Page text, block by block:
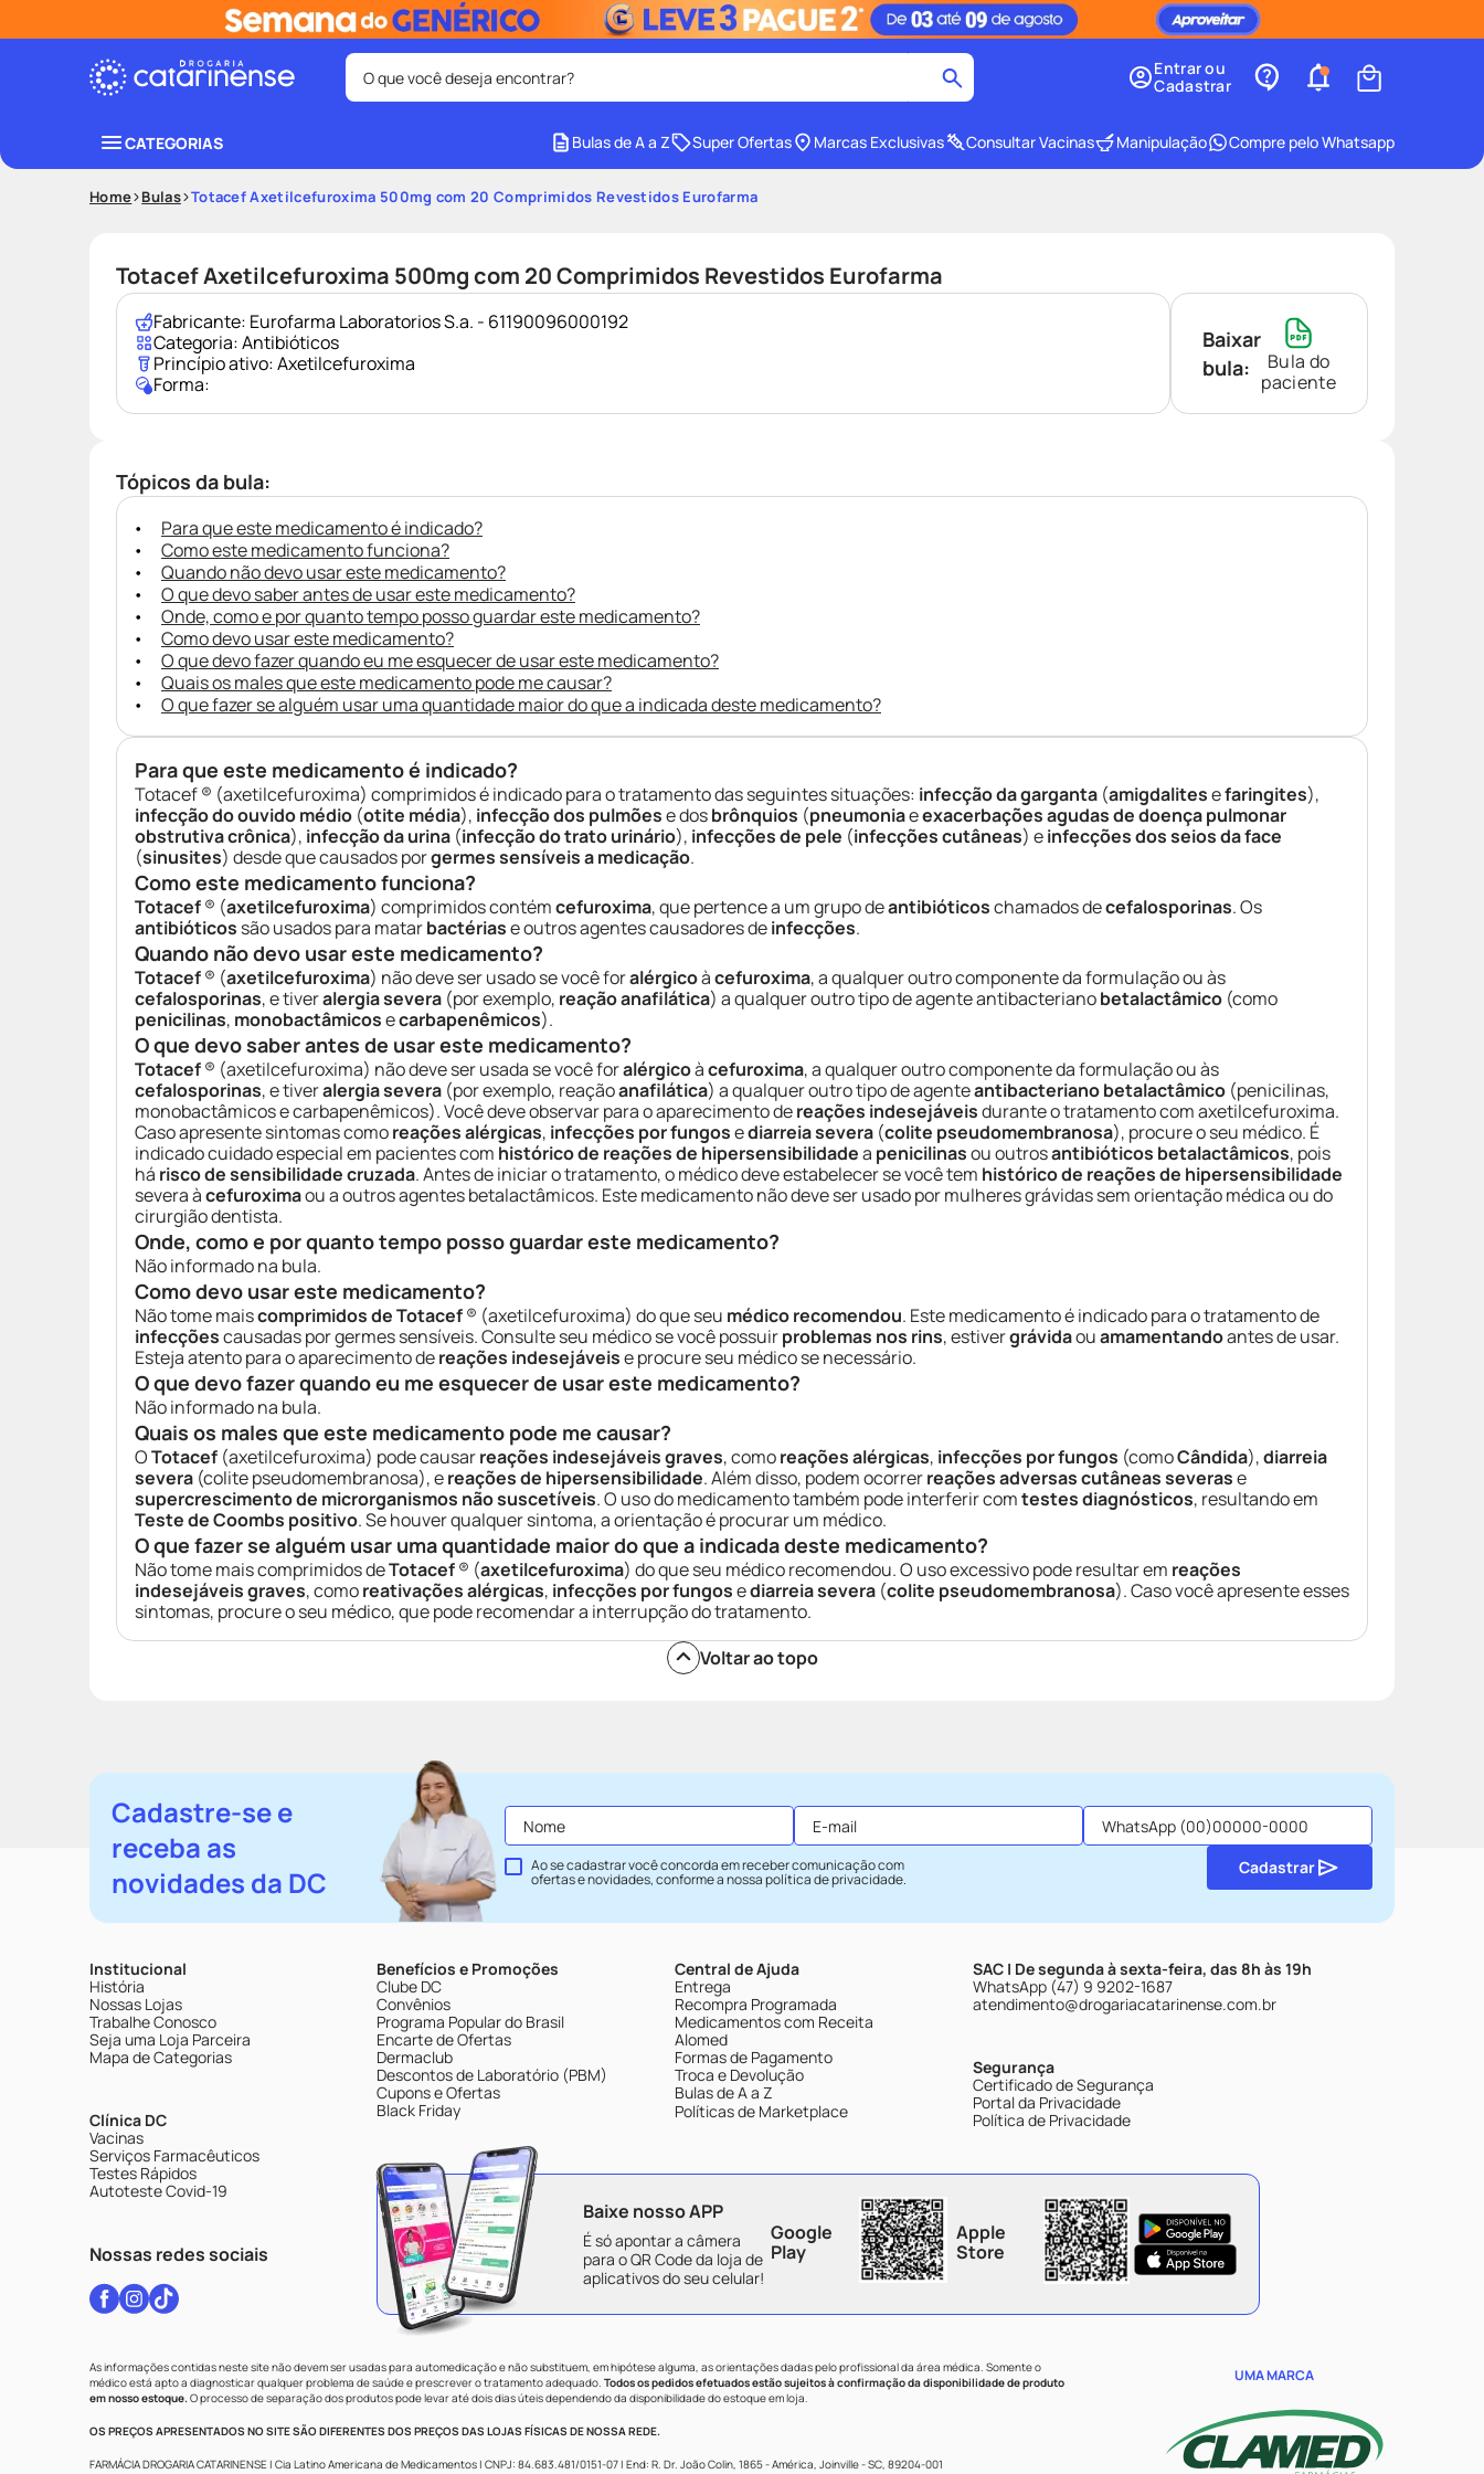
O que você deseja encontrar?
3º fralda 4 º protetor solar facial
7º mounjaro 8º ozivy
Entrar ou
Cadastrar
CATEGORIAS Bulas de A a Z Super Ofertas Marcas Exclusivas Consultar Vacinas Manipulação Compre pelo Whatsapp
Home Bulas Totacef Axetilcefuroxima 500mg com 20 Comprimidos Revestidos Eurofarma
Totacef Axetilcefuroxima 500mg com 20 Comprimidos Revestidos Eurofarma
Fabricante: Eurofarma Laboratorios S.a. - 61190096000192
Categoria:Antibióticos
Princípio ativo:Axetilcefuroxima
Forma:
Baixar
bula:
Bula do
paciente
Tópicos da bula:
Para que este medicamento é indicado?
Como este medicamento funciona?
Quando não devo usar este medicamento?
O que devo saber antes de usar este medicamento?
Onde, como e por quanto tempo posso guardar este medicamento?
Como devo usar este medicamento?
O que devo fazer quando eu me esquecer de usar este medicamento?
Quais os males que este medicamento pode me causar?
O que fazer se alguém usar uma quantidade maior do que a indicada deste medicamento?
Para que este medicamento é indicado?
Totacef ® (axetilcefuroxima) comprimidos é indicado para o tratamento das seguintes situações: infecção da garganta (amigdalitesefaringites),
infecção do ouvido médio (otite média), infecção dos pulmõese dosbrônquios (pneumoniaeexacerbações agudas de doença pulmonar
obstrutiva crônica), infecção da urina (infecção do trato urinário), infecções de pele (infecções cutâneas) einfecções dos seios da face
(sinusites) desde que causados porgermes sensíveis a medicação.
Como este medicamento funciona?
Totacef® (axetilcefuroxima) comprimidos contémcefuroxima, que pertence a um grupo deantibióticoschamados decefalosporinas. Os
antibióticos são usados para matarbactériase outros agentes causadores deinfecções.
Quando não devo usar este medicamento?
Totacef® (axetilcefuroxima) não deve ser usado se você foralérgicoàcefuroxima, a qualquer outro componente da formulação ou às
cefalosporinas, e tiveralergia severa (por exemplo, reação anafilática) a qualquer outro tipo de agente antibacterianobetalactâmico (como
penicilinas, monobactâmicosecarbapenêmicos).
O que devo saber antes de usar este medicamento?
Totacef® (axetilcefuroxima) não deve ser usada se você foralérgicoàcefuroxima, a qualquer outro componente da formulação ou às
cefalosporinas, e tiveralergia severa (por exemplo, reaçãoanafilática) a qualquer outro tipo de agenteantibacteriano betalactâmico (penicilinas,
monobactâmicos e carbapenêmicos). Você deve observar para o aparecimento dereações indesejáveisdurante o tratamento com axetilcefuroxima.
Caso apresente sintomas comoreações alérgicas, infecções por fungosediarreia severa (colite pseudomembranosa), procure o seu médico. É
indicado cuidado especial em pacientes com histórico de reações de hipersensibilidadea penicilinasou outrosantibióticos betalactâmicos, pois
há risco de sensibilidade cruzada. Antes de iniciar o tratamento, o médico deve estabelecer se você tem histórico de reações de hipersensibilidade
severa àcefuroximaou a outros agentes betalactâmicos. Este medicamento não deve ser usado por mulheres grávidas sem orientação médica ou do
cirurgião dentista.
Onde, como e por quanto tempo posso guardar este medicamento?
Não informado na bula.
Como devo usar este medicamento?
Não tome maiscomprimidos de Totacef® (axetilcefuroxima) do que seu médico recomendou. Este medicamento é indicado para o tratamento de
infecçõescausadas por germes sensíveis. Consulte seu médico se você possuirproblemas nos rins, estivergrávidaouamamentandoantes de usar.
Esteja atento para o aparecimento dereações indesejáveise procure seu médico se necessário.
O que devo fazer quando eu me esquecer de usar este medicamento?
Não informado na bula.
Quais os males que este medicamento pode me causar?
OTotacef (axetilcefuroxima) pode causarreações indesejáveis graves, comoreações alérgicas, infecções por fungos (comoCândida),diarreia
severa (colite pseudomembranosa), ereações de hipersensibilidade. Além disso, podem ocorrerreações adversas cutâneas severase
supercrescimento de microrganismos não suscetíveis. O uso do medicamento também pode interferir comtestes diagnósticos, resultando em
Teste de Coombs positivo. Se houver qualquer sintoma, a orientação é procurar um médico.
O que fazer se alguém usar uma quantidade maior do que a indicada deste medicamento?
Não tome mais comprimidos deTotacef® (axetilcefuroxima) do que seu médico recomendou. O uso excessivo pode resultar em reações
indesejáveis graves, comoreativações alérgicas, infecções por fungosediarreia severa (colite pseudomembranosa). Caso você apresente esses
sintomas, procure o seu médico, que pode recomendar a interrupção do tratamento.
Voltar ao topo
Cadastre-se e
receba as
novidades da DC
Ao se cadastrar você concorda em receber comunicação com
ofertas e novidades, conforme a nossapolítica de privacidade.
Cadastrar
Institucional
História
Nossas Lojas
Trabalhe Conosco
Seja uma Loja Parceira
Mapa de Categorias
Clínica DC
Vacinas
Serviços Farmacêuticos
Testes Rápidos
Autoteste Covid-19
Nossas redes sociais
Benefícios e Promoções
Clube DC
Convênios
Programa Popular do Brasil
Encarte de Ofertas
Dermaclub
Descontos de Laboratório (PBM)
Cupons e Ofertas
Black Friday
Central de Ajuda
Entrega
Recompra Programada
Medicamentos com Receita
Alomed
Formas de Pagamento
Troca e Devolução
Bulas de A a Z
Políticas de Marketplace
SAC | De segunda à sexta-feira, das 8h às 19h
WhatsApp (47) 9 9202-1687
atendimento@drogariacatarinense.com.br
Segurança
Certificado de Segurança
Portal da Privacidade
Política de Privacidade
Baixe nosso APP
É só apontar a câmera
para o QR Code da loja de
aplicativos do seu celular!
Google
Play
Apple
Store
As informações contidas neste site não devem ser usadas para automedicação e não substituem, em hipótese alguma, as orientações dadas pelo profissional da área médica. Somente o
médico está apto a diagnosticar qualquer problema de saúde e prescrever o tratamento adequado. Todos os pedidos efetuados estão sujeitos à confirmação da disponibilidade de produto
em nosso estoque.O processo de separação dos produtos pode levar até dois dias úteis dependendo da disponibilidade do estoque em loja.
OS PREÇOS APRESENTADOS NO SITE SÃO DIFERENTES DOS PREÇOS DAS LOJAS FÍSICAS DE NOSSA REDE.
FARMÁCIA DROGARIA CATARINENSE | Cia Latino Americana de Medicamentos | CNPJ: 84.683.481/0151-07 | End: R. Dr. João Colin, 1865 - América, Joinville - SC, 89204-001
UMA MARCA